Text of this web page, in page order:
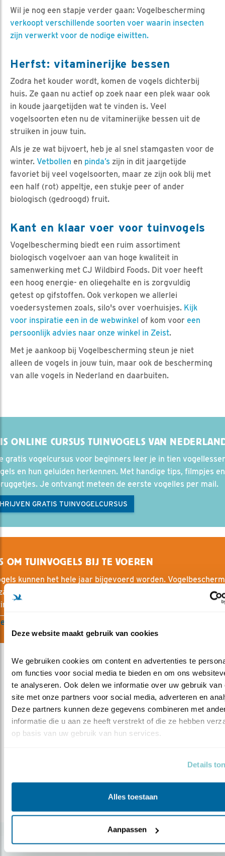
Deze website maakt gebruik van cookies
We gebruiken cookies om content en advertenties te
om functies voor social media te bieden en om ons
te analyseren. Ook delen we informatie over uw gebruik van
site met onze partners voor social media, adverteren en
Deze partners kunnen deze gegevens combineren met
informatie die u aan ze heeft verstrekt of die ze hebben
op basis van uw gebruik van hun services.
Details
Alles toestaan
Aanpassen
Wil je nog een stapje verder gaan: Vogelbescherming
verkoopt verschillende soorten voer waarin insecten
zijn verwerkt voor de nodige eiwitten.
Herfst: vitaminerijke bessen
Zodra het kouder wordt, komen de vogels dichterbij
huis. Ze gaan nu actief op zoek naar een plek waar ook
in koude jaargetijden wat te vinden is. Veel
vogelsoorten eten nu de vitaminerijke bessen uit de
struiken in jouw tuin.
Als je ze wat bijvoert, heb je al snel stamgasten voor de
winter. Vetbollen en pinda’s zijn in dit jaargetijde
favoriet bij veel vogelsoorten, maar ze zijn ook blij met
een half (rot) appeltje, een stukje peer of ander
biologisch (gedroogd) fruit.
Kant en klaar voer voor tuinvogels
Vogelbescherming biedt een ruim assortiment
biologisch vogelvoer aan van hoge kwaliteit in
samenwerking met CJ Wildbird Foods. Dit voer heeft
een hoog energie- en oliegehalte en is zorgvuldig
getest op gifstoffen. Ook verkopen we allerlei
voedersystemen zoals, silo's over voerhuisjes. Kijk
voor inspiratie een in de webwinkel of kom voor een
persoonlijk advies naar onze winkel in Zeist.
Met je aankoop bij Vogelbescherming steun je niet
alleen de vogels in jouw tuin, maar ook de bescherming
van alle vogels in Nederland en daarbuiten.
ONLINE CURSUS TUINVOGELS VAN
gratis vogelcursus voor beginners leer je in tien
en hun geluiden herkennen. Met handige tips, filmpjes en
Je ontvangt meteen de eerste vogelles per mail.
GRATIS TUINVOGELCURSUS
OM TUINVOGELS BIJ TE VOEREN
kunnen het hele jaar bijgevoerd worden.
voor alle soorten voedersystemen en een
vogelpindakaas, vetbollen, vetblokken, pindacakes en
kijkje in onze webshop
MEER VOGELS VOEREN
Next
Gerelateerde items